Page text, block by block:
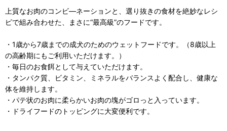
上質なお肉のコンビ―ネーションと、選り抜きの食材を絶妙なレシ
ピで組み合わせた、まさに“最高級”のフードです。
・1歳から7歳までの成犬のためのウェットフードです。（8歳以上
の高齢期にもご利用いただけます。）
・毎日のお食餌として与えていただけます。
・タンパク質、ビタミン、ミネラルをバランスよく配合し、健康な
体を維持します。
・パテ状のお肉に柔らかいお肉の塊がゴロっと入っています。
・ドライフードのトッピングに大変便利です。